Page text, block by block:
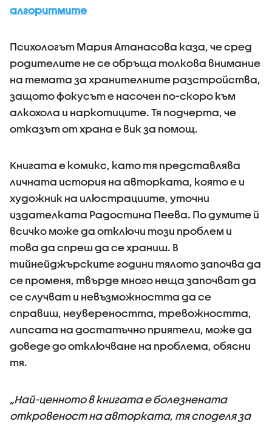
алгоритмите
Психологът Мария Атанасова каза, че сред
родителите не се обръща толкова внимание
на темата за хранителните разстройства,
защото фокусът е насочен по-скоро към
алкохола и наркотиците. Тя подчерта, че
отказът от храна е вик за помощ.
Книгата е комикс, като тя представлява
личната история на авторката, която е и
художник на илюстрациите, уточни
издателката Радостина Пеева. По думите й
всичко може да отключи този проблем и
това да спреш да се храниш. В
тийнейджърските години тялото започва да
се променя, твърде много неща започват да
се случват и невъзможността да се
справиш, неувереността, тревожността,
липсата на достатъчно приятели, може да
доведе до отключване на проблема, обясни
тя.
„Най-ценното в книгата е болезнената
откровеност на авторката, тя споделя за